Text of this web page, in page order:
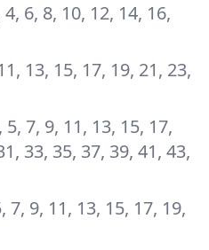
4, 6, 8, 10, 12, 14, 16,
13, 15, 17, 19, 21, 23,
5, 7, 9, 11, 13, 15, 17,
33, 35, 37, 39, 41, 43,
7, 9, 11, 13, 15, 17, 19,